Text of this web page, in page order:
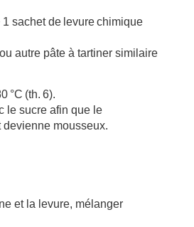
sachet de levure chimique
autre pâte à tartiner similaire
°C (th. 6).
le sucre afin que le
mousseux.
et la levure, mélanger